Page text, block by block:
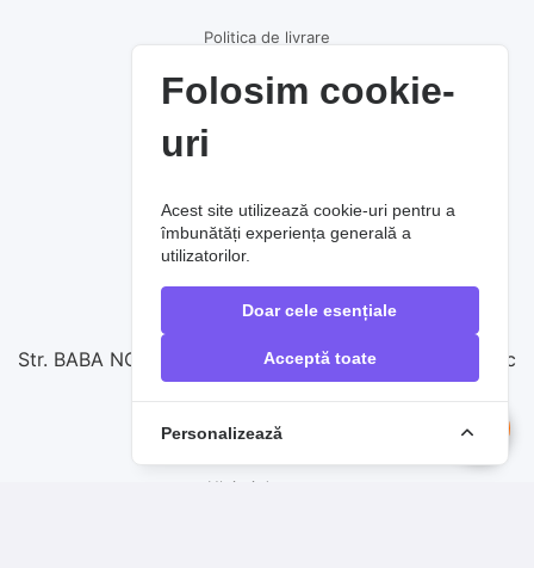
Politica de livrare
Politica de plată
SERVICIUL SUPORT CLIENȚI
Contactați-ne
0720860257
vanzari@raoauto.ro
Str. BABA NOVAC nr.17, complex comercial Baba Novac
PRODUSE DE TOP
Uleiuri de motor
Folosim cookie-
uri
Acest site utilizează cookie-uri pentru a
îmbunătăți experiența generală a
utilizatorilor.
Doar cele esențiale
Acceptă toate
Personalizează